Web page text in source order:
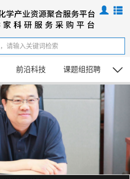
前沿科技 课题组招聘 广